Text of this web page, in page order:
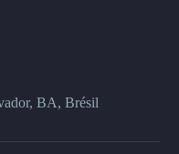
BA, Brésil